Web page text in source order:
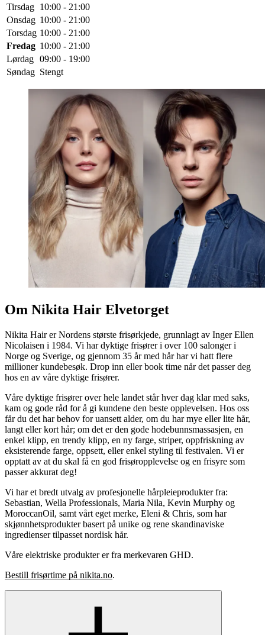
Tirsdag 10:00 - 21:00
Onsdag 10:00 - 21:00
Torsdag 10:00 - 21:00
Fredag 10:00 - 21:00
Lørdag 09:00 - 19:00
Søndag Stengt
Om Nikita Hair Elvetorget
Nikita Hair er Nordens største frisørkjede, grunnlagt av Inger Ellen
Nicolaisen i 1984. Vi har dyktige frisører i over 100 salonger i
Norge og Sverige, og gjennom 35 år med hår har vi hatt flere
millioner kundebesøk. Drop inn eller book time når det passer deg
hos en av våre dyktige frisører.
Våre dyktige frisører over hele landet står hver dag klar med saks,
kam og gode råd for å gi kundene den beste opplevelsen. Hos oss
får du det har behov for uansett alder, om du har mye eller lite hår,
langt eller kort hår; om det er den gode hodebunnsmassasjen, en
enkel klipp, en trendy klipp, en ny farge, striper, oppfriskning av
eksisterende farge, oppsett, eller enkel styling til festivalen. Vi er
opptatt av at du skal få en god frisøropplevelse og en frisyre som
passer akkurat deg!
Vi har et bredt utvalg av profesjonelle hårpleieprodukter fra:
Sebastian, Wella Professionals, Maria Nila, Kevin Murphy og
MoroccanOil, samt vårt eget merke, Eleni & Chris, som har
skjønnhetsprodukter basert på unike og rene skandinaviske
ingredienser tilpasset nordisk hår.
Våre elektriske produkter er fra merkevaren GHD.
Bestill frisørtime på nikita.no.